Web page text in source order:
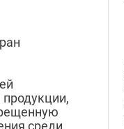
среди